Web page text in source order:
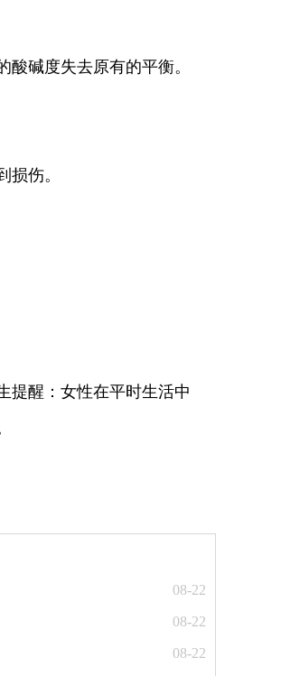
碱度失去原有的平衡。
伤。
提醒：女性在平时生活中
08-22
08-22
08-22